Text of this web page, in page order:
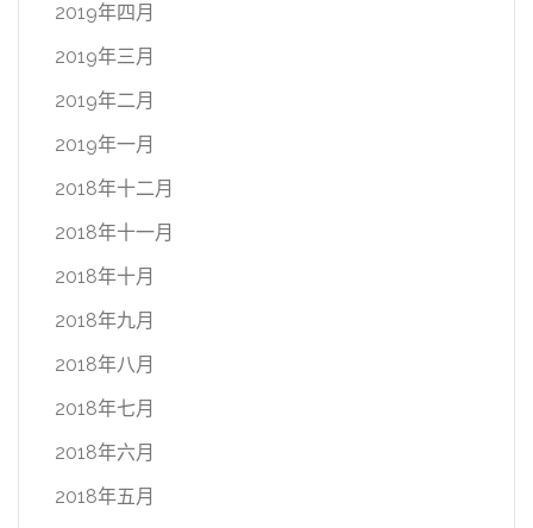
2019年四月
2019年三月
2019年二月
2019年一月
2018年十二月
2018年十一月
2018年十月
2018年九月
2018年八月
2018年七月
2018年六月
2018年五月